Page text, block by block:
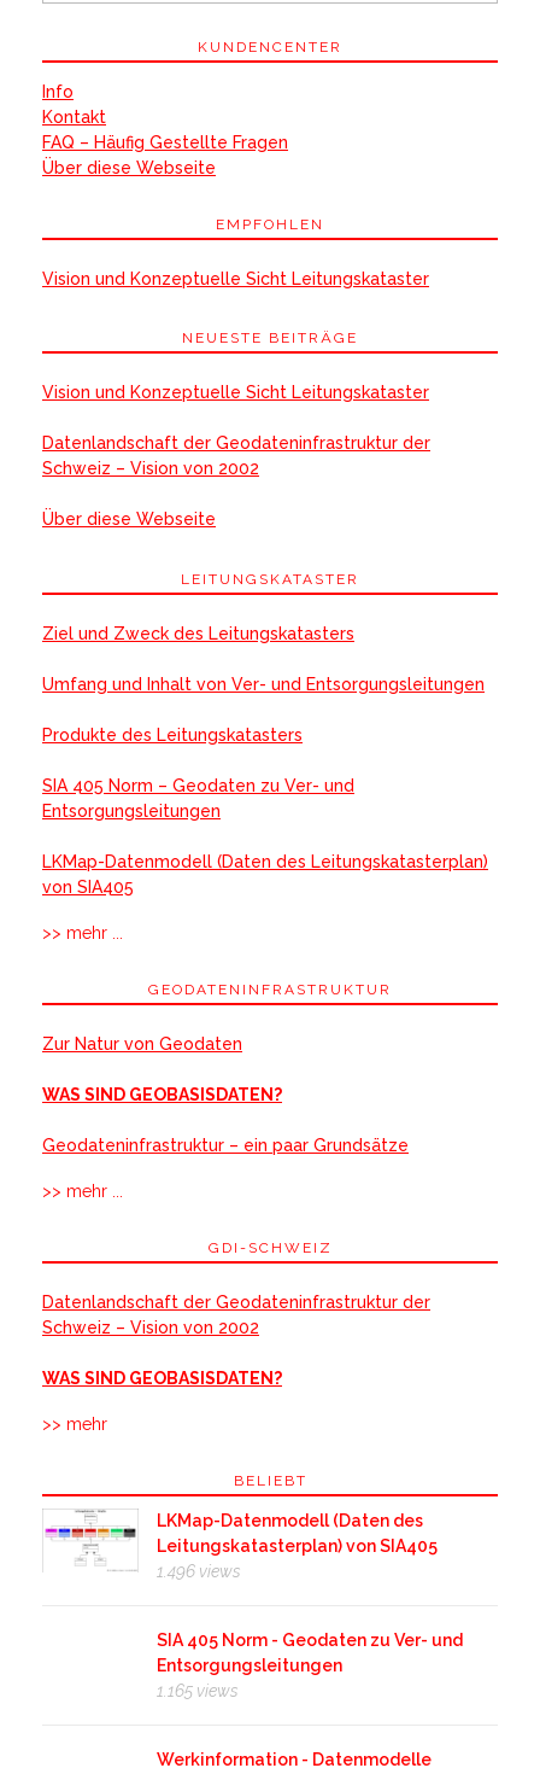
KUNDENCENTER
Info
Kontakt
FAQ – Häufig Gestellte Fragen
Über diese Webseite
EMPFOHLEN
Vision und Konzeptuelle Sicht Leitungskataster
NEUESTE BEITRÄGE
Vision und Konzeptuelle Sicht Leitungskataster
Datenlandschaft der Geodateninfrastruktur der
Schweiz – Vision von 2002
Über diese Webseite
LEITUNGSKATASTER
Ziel und Zweck des Leitungskatasters
Umfang und Inhalt von Ver- und Entsorgungsleitungen
Produkte des Leitungskatasters
SIA 405 Norm – Geodaten zu Ver- und
Entsorgungsleitungen
LKMap-Datenmodell (Daten des Leitungskatasterplan)
von SIA405
>> mehr ...
GEODATENINFRASTRUKTUR
Zur Natur von Geodaten
WAS SIND GEOBASISDATEN?
Geodateninfrastruktur – ein paar Grundsätze
>> mehr ...
GDI-SCHWEIZ
Datenlandschaft der Geodateninfrastruktur der
Schweiz – Vision von 2002
WAS SIND GEOBASISDATEN?
>> mehr
BELIEBT
LKMap-Datenmodell (Daten des
Leitungskatasterplan) von SIA405
1.496 views
SIA 405 Norm - Geodaten zu Ver- und
Entsorgungsleitungen
1.165 views
Werkinformation - Datenmodelle